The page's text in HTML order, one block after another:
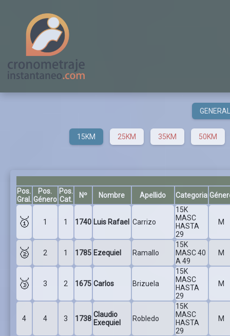
15KM 25KM 35KM 50KM
Pos.
Gral.
Pos.
Género
Pos.
Cat.
Nº Nombre Apellido Categoria
🥇 1 1 1740 Luis Rafael Carrizo
15K
MASC
HASTA
29
M
🥈 2 1 1785 Ezequiel Ramallo
15K
MASC 40
A 49
M
🥉 3 2 1675 Carlos Brizuela
15K
MASC
HASTA
29
M
4 4 3 1738 Claudio
Exequiel
Robledo
15K
MASC
HASTA
29
M